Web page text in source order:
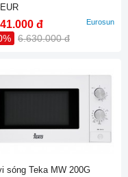
đ
6.630.000 đ
Eurosun
sóng Teka MW 200G